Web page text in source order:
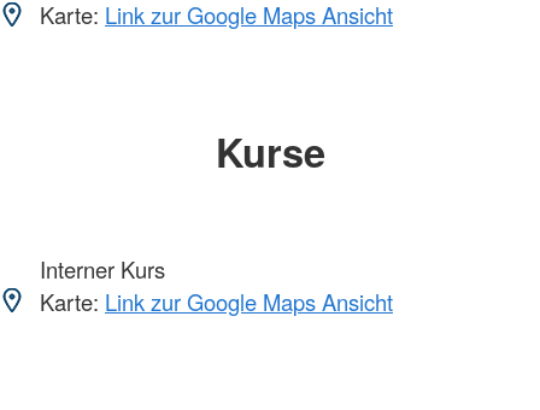
Karte: Link zur Google Maps Ansicht
Kurse
Interner Kurs
Karte: Link zur Google Maps Ansicht